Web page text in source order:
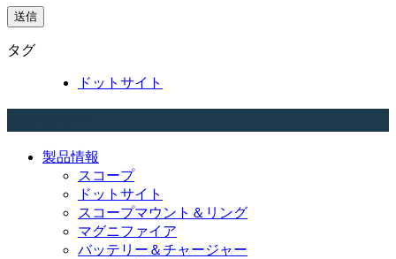
タグ
ドットサイト
製品情報
スコープ
ドットサイト
スコープマウント＆リング
マグニファイア
バッテリー＆チャージャー